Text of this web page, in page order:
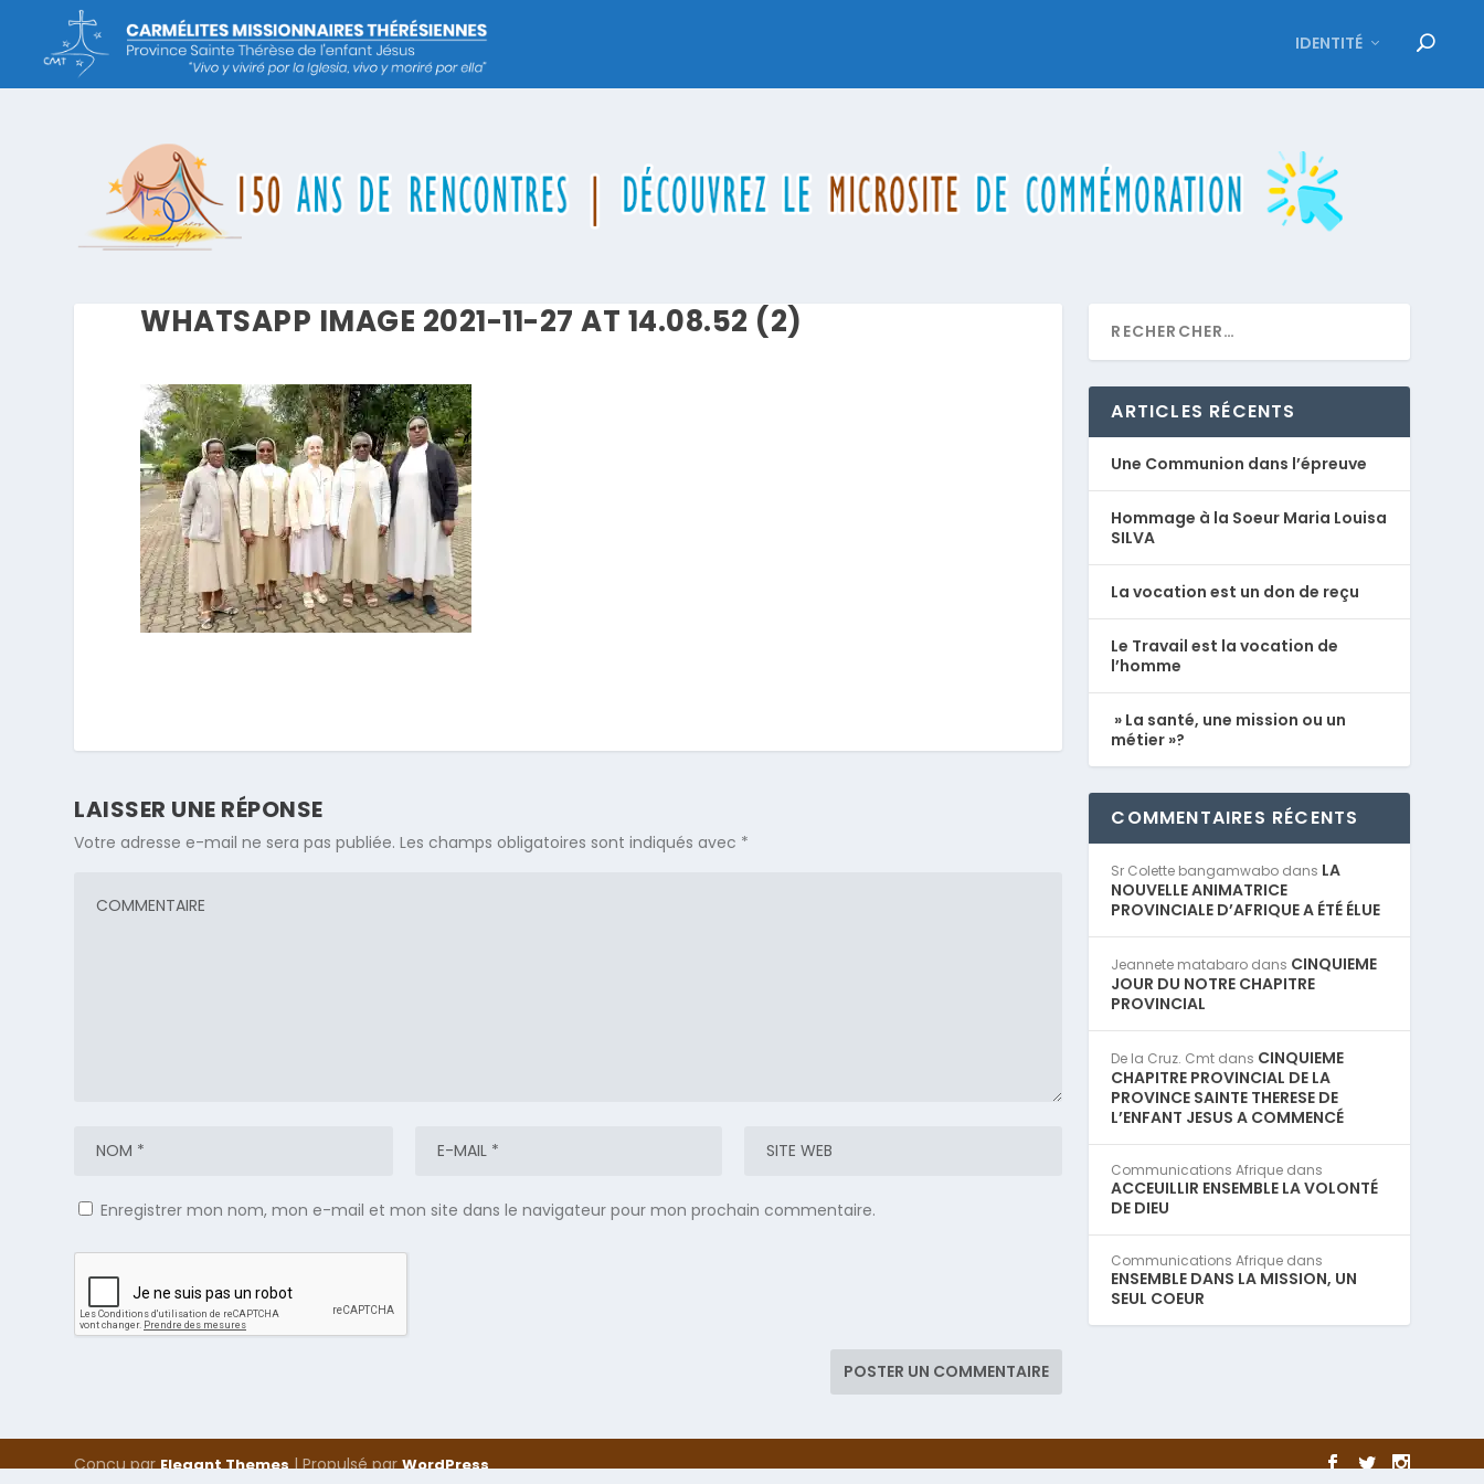
IDENTITÉ
WHATSAPP IMAGE 2021-11-27 AT 14.08.52 (2)
LAISSER UNE RÉPONSE
Votre adresse e-mail ne sera pas publiée. Les champs obligatoires sont indiqués avec *
Enregistrer mon nom, mon e-mail et mon site dans le navigateur pour mon prochain commentaire.
ARTICLES RÉCENTS
Une Communion dans l’épreuve
Hommage à la Soeur Maria Louisa
SILVA
La vocation est un don de reçu
Le Travail est la vocation de
l’homme
» La santé, une mission ou un
métier »?
COMMENTAIRES RÉCENTS
Sr Colette bangamwabo dans LA
NOUVELLE ANIMATRICE
PROVINCIALE D’AFRIQUE A ÉTÉ ÉLUE
Jeannete matabaro dans CINQUIEME
JOUR DU NOTRE CHAPITRE
PROVINCIAL
De la Cruz. Cmt dans CINQUIEME
CHAPITRE PROVINCIAL DE LA
PROVINCE SAINTE THERESE DE
L’ENFANT JESUS A COMMENCÉ
Communications Afrique dans
ACCEUILLIR ENSEMBLE LA VOLONTÉ
DE DIEU
Communications Afrique dans
ENSEMBLE DANS LA MISSION, UN
SEUL COEUR
Conçu parElegant Themes| Propulsé parWordPress